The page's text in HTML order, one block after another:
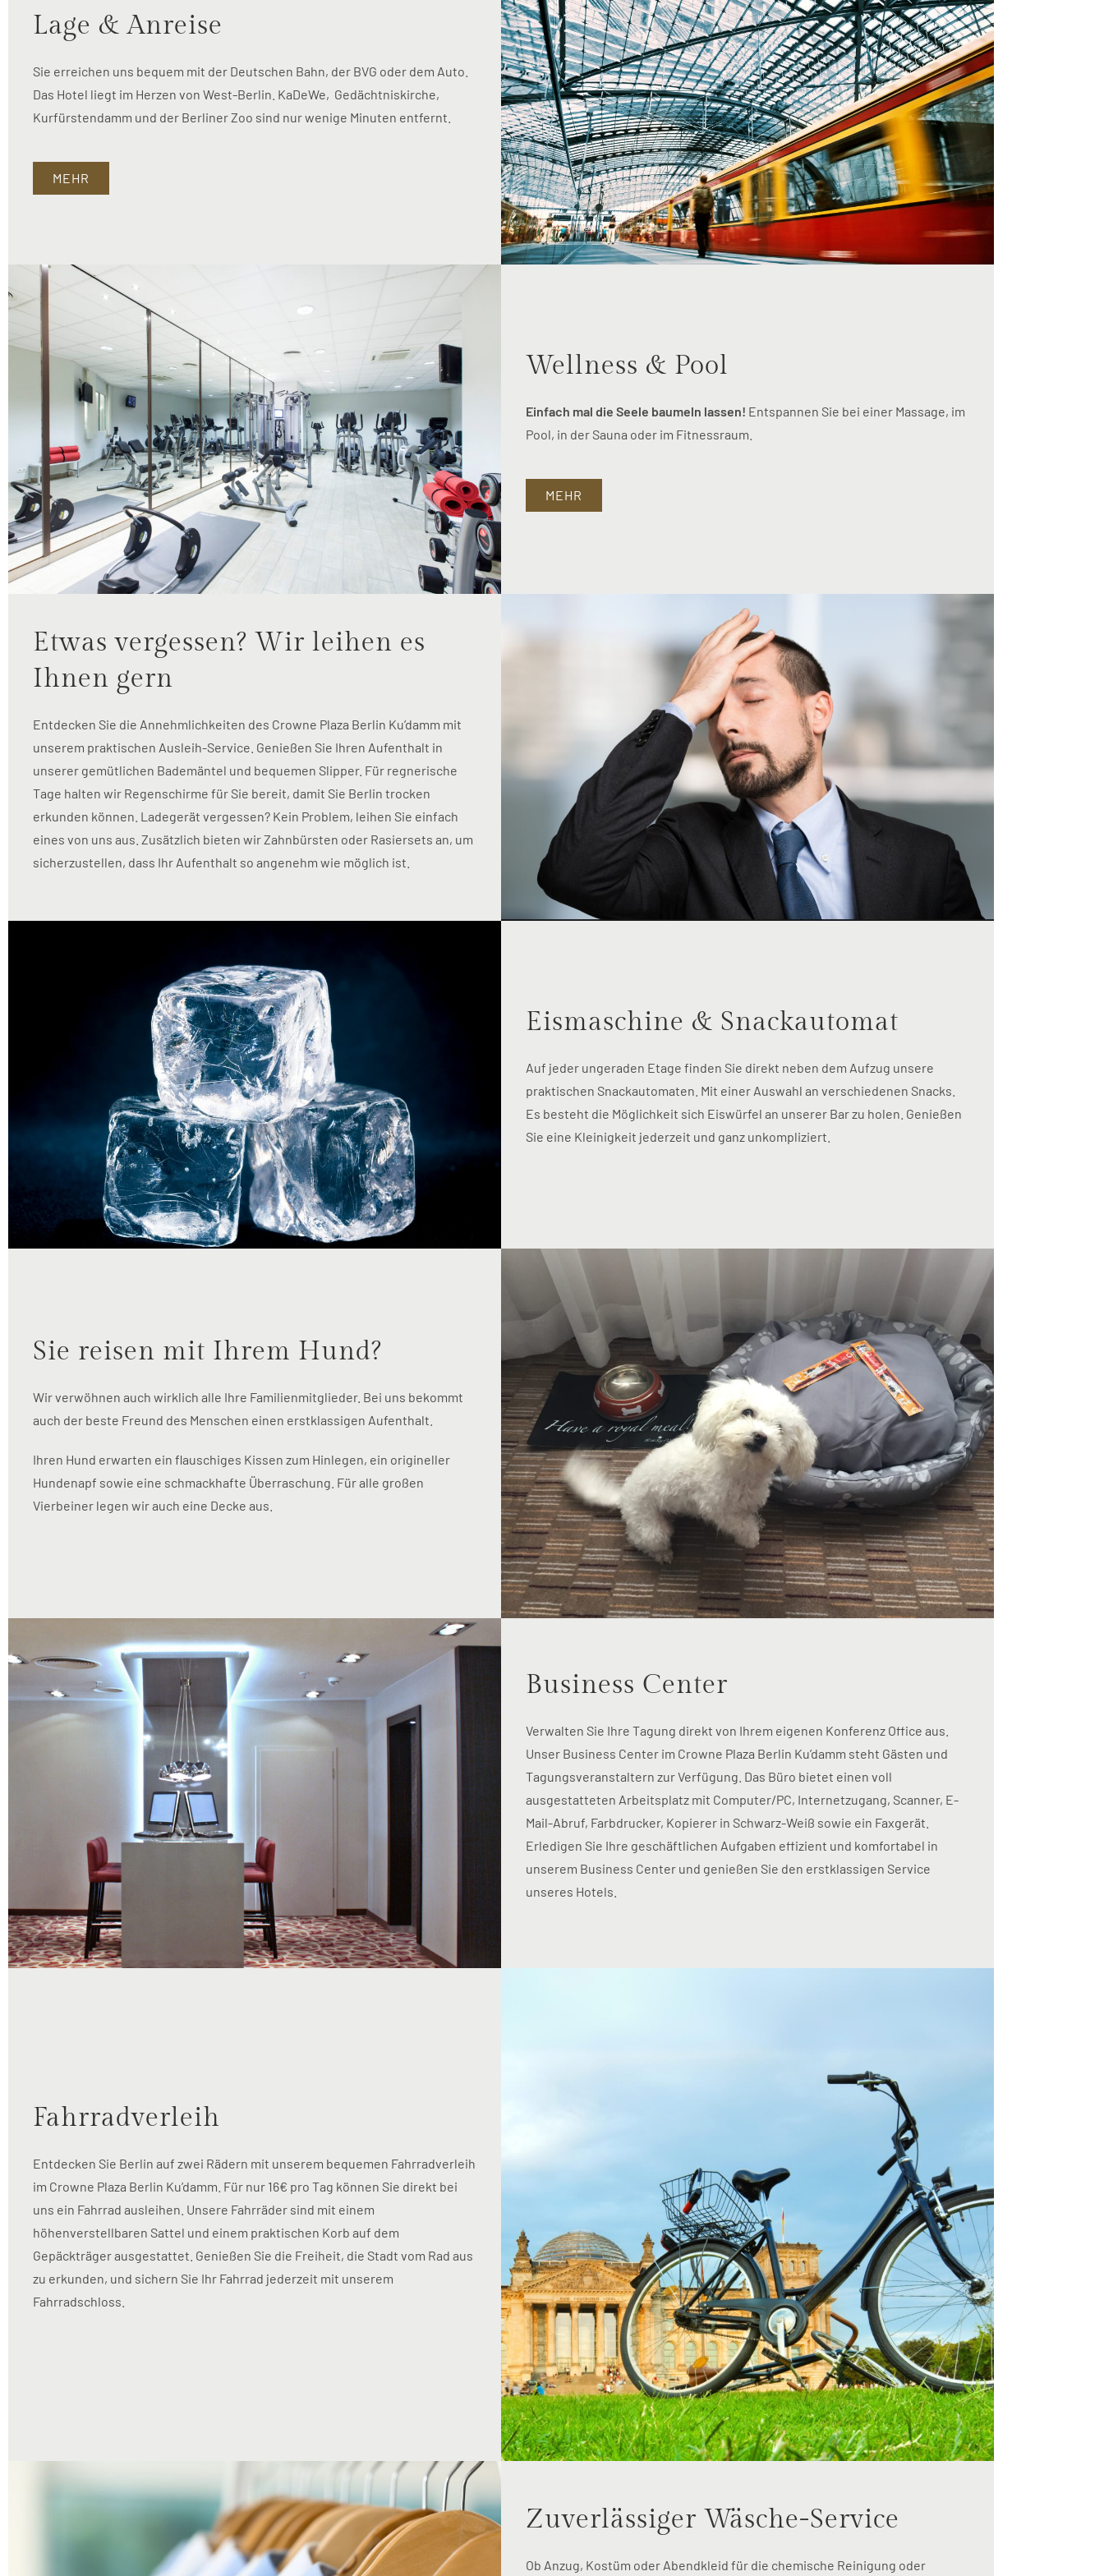
Lage & Anreise
Sie erreichen uns bequem mit der Deutschen Bahn, der BVG oder dem Auto.
Das Hotel liegt im Herzen von West-Berlin. KaDeWe, Gedächtniskirche,
Kurfürstendamm und der Berliner Zoo sind nur wenige Minuten entfernt.
MEHR
Wellness & Pool
Einfach mal die Seele baumeln lassen! Entspannen Sie bei einer Massage, im
Pool, in der Sauna oder im Fitnessraum.
MEHR
Etwas vergessen? Wir leihen es
Ihnen gern
Entdecken Sie die Annehmlichkeiten des Crowne Plaza Berlin Ku’damm mit
unserem praktischen Ausleih-Service. Genießen Sie Ihren Aufenthalt in
unserer gemütlichen Bademäntel und bequemen Slipper. Für regnerische
Tage halten wir Regenschirme für Sie bereit, damit Sie Berlin trocken
erkunden können. Ladegerät vergessen? Kein Problem, leihen Sie einfach
eines von uns aus. Zusätzlich bieten wir Zahnbürsten oder Rasiersets an, um
sicherzustellen, dass Ihr Aufenthalt so angenehm wie möglich ist.
Eismaschine & Snackautomat
Auf jeder ungeraden Etage finden Sie direkt neben dem Aufzug unsere
praktischen Snackautomaten. Mit einer Auswahl an verschiedenen Snacks.
Es besteht die Möglichkeit sich Eiswürfel an unserer Bar zu holen. Genießen
Sie eine Kleinigkeit jederzeit und ganz unkompliziert.
Sie reisen mit Ihrem Hund?
Wir verwöhnen auch wirklich alle Ihre Familienmitglieder. Bei uns bekommt
auch der beste Freund des Menschen einen erstklassigen Aufenthalt.
Ihren Hund erwarten ein flauschiges Kissen zum Hinlegen, ein origineller
Hundenapf sowie eine schmackhafte Überraschung. Für alle großen
Vierbeiner legen wir auch eine Decke aus.
Business Center
Verwalten Sie Ihre Tagung direkt von Ihrem eigenen Konferenz Office aus.
Unser Business Center im Crowne Plaza Berlin Ku’damm steht Gästen und
Tagungsveranstaltern zur Verfügung. Das Büro bietet einen voll
ausgestatteten Arbeitsplatz mit Computer/PC, Internetzugang, Scanner, E-
Mail-Abruf, Farbdrucker, Kopierer in Schwarz-Weiß sowie ein Faxgerät.
Erledigen Sie Ihre geschäftlichen Aufgaben effizient und komfortabel in
unserem Business Center und genießen Sie den erstklassigen Service
unseres Hotels.
Fahrradverleih
Entdecken Sie Berlin auf zwei Rädern mit unserem bequemen Fahrradverleih
im Crowne Plaza Berlin Ku’damm. Für nur 16€ pro Tag können Sie direkt bei
uns ein Fahrrad ausleihen. Unsere Fahrräder sind mit einem
höhenverstellbaren Sattel und einem praktischen Korb auf dem
Gepäckträger ausgestattet. Genießen Sie die Freiheit, die Stadt vom Rad aus
zu erkunden, und sichern Sie Ihr Fahrrad jederzeit mit unserem
Fahrradschloss.
Zuverlässiger Wäsche-Service
Ob Anzug, Kostüm oder Abendkleid für die chemische Reinigung oder